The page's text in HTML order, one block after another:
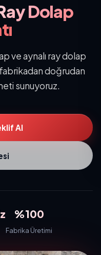
Dolap
ve aynalı ray dolap
doğrudan
sunuyoruz.
Al
%100
Fabrika Üretimi